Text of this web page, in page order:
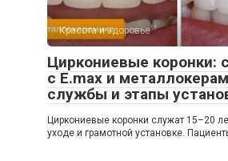
Красота и здоровье
Циркониевые коронки:
с E.max и
службы и этапы
Циркониевые коронки служат 15–20
уходе и грамотной установке.